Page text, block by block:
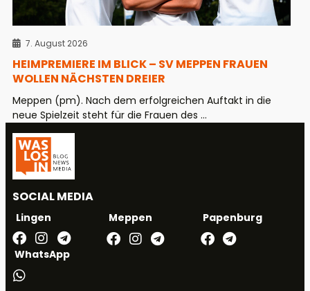
7. August 2026
HEIMPREMIERE IM BLICK – SV MEPPEN FRAUEN
WOLLEN NÄCHSTEN DREIER
Meppen (pm). Nach dem erfolgreichen Auftakt in die
neue Spielzeit steht für die Frauen des ...
SOCIAL MEDIA
Lingen Meppen Papenburg
WhatsApp